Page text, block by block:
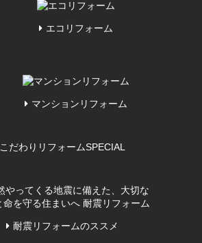
エコリフォーム
マンションリフォーム
こだわりリフォームSPECIAL
耐震リフォームのススメ